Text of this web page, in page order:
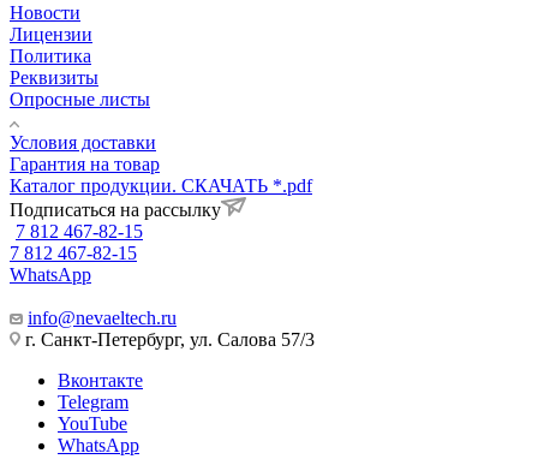
Новости
Лицензии
Политика
Реквизиты
Опросные листы
Условия доставки
Гарантия на товар
Каталог продукции. СКАЧАТЬ *.pdf
Подписаться на рассылку
7 812 467-82-15
7 812 467-82-15
WhatsApp
info@nevaeltech.ru
г. Санкт-Петербург, ул. Салова 57/3
Вконтакте
Telegram
YouTube
WhatsApp